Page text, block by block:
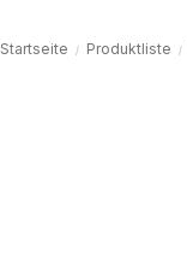
Startseite Produktliste